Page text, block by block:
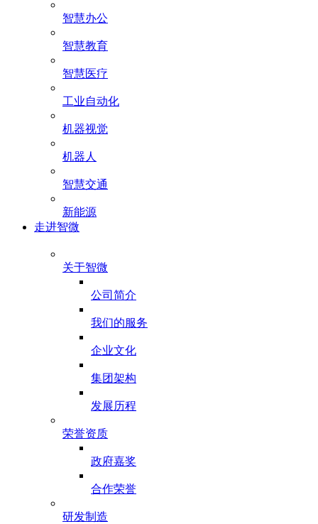
智慧办公
智慧教育
智慧医疗
工业自动化
机器视觉
机器人
智慧交通
新能源
走进智微
关于智微
公司简介
我们的服务
企业文化
集团架构
发展历程
荣誉资质
政府嘉奖
合作荣誉
研发制造